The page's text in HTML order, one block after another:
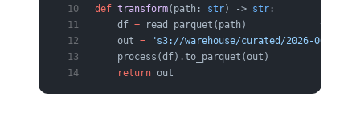
def transform(path: str) -> str :
    df
= read_parquet(path) # 경로
    out
= "s3://warehouse/curated/2026-06-30/
    process(df).to_parquet(out)
    return
out